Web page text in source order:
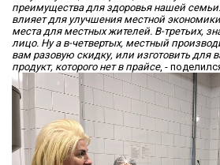
преимущества для здоровья нашей
влияет для улучшения местной
места для местных жителей. В-третьих,
лицо. Ну а в-четвертых, местный
вам разовую скидку, или изготовить для
продукт, которого нет в прайсе, -